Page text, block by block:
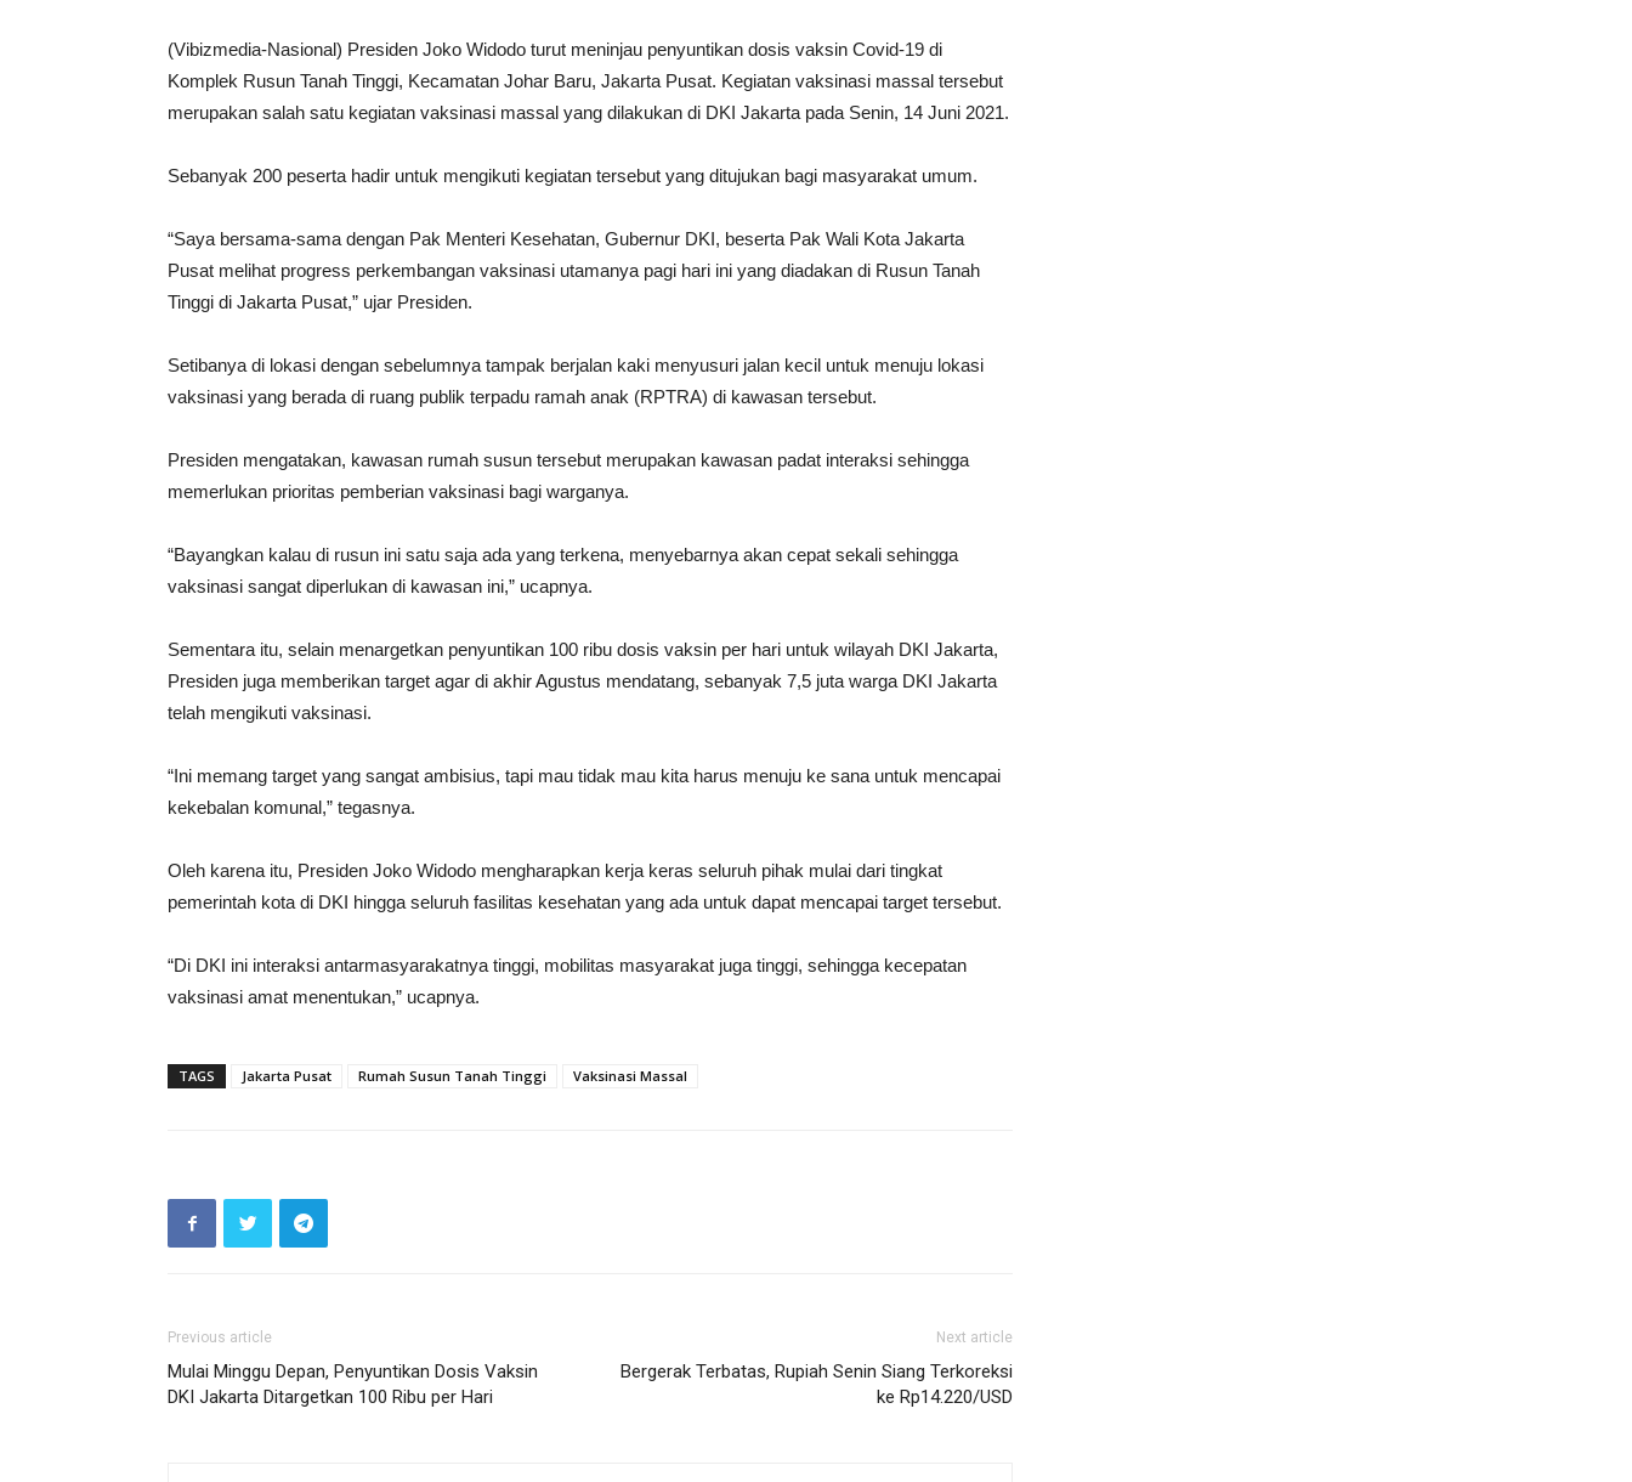
(Vibizmedia-Nasional) Presiden Joko Widodo turut meninjau penyuntikan dosis vaksin Covid-19 di
Komplek Rusun Tanah Tinggi, Kecamatan Johar Baru, Jakarta Pusat. Kegiatan vaksinasi massal tersebut
merupakan salah satu kegiatan vaksinasi massal yang dilakukan di DKI Jakarta pada Senin, 14 Juni 2021.
Sebanyak 200 peserta hadir untuk mengikuti kegiatan tersebut yang ditujukan bagi masyarakat umum.
“Saya bersama-sama dengan Pak Menteri Kesehatan, Gubernur DKI, beserta Pak Wali Kota Jakarta
Pusat melihat progress perkembangan vaksinasi utamanya pagi hari ini yang diadakan di Rusun Tanah
Tinggi di Jakarta Pusat,” ujar Presiden.
Setibanya di lokasi dengan sebelumnya tampak berjalan kaki menyusuri jalan kecil untuk menuju lokasi
vaksinasi yang berada di ruang publik terpadu ramah anak (RPTRA) di kawasan tersebut.
Presiden mengatakan, kawasan rumah susun tersebut merupakan kawasan padat interaksi sehingga
memerlukan prioritas pemberian vaksinasi bagi warganya.
“Bayangkan kalau di rusun ini satu saja ada yang terkena, menyebarnya akan cepat sekali sehingga
vaksinasi sangat diperlukan di kawasan ini,” ucapnya.
Sementara itu, selain menargetkan penyuntikan 100 ribu dosis vaksin per hari untuk wilayah DKI Jakarta,
Presiden juga memberikan target agar di akhir Agustus mendatang, sebanyak 7,5 juta warga DKI Jakarta
telah mengikuti vaksinasi.
“Ini memang target yang sangat ambisius, tapi mau tidak mau kita harus menuju ke sana untuk mencapai
kekebalan komunal,” tegasnya.
Oleh karena itu, Presiden Joko Widodo mengharapkan kerja keras seluruh pihak mulai dari tingkat
pemerintah kota di DKI hingga seluruh fasilitas kesehatan yang ada untuk dapat mencapai target tersebut.
“Di DKI ini interaksi antarmasyarakatnya tinggi, mobilitas masyarakat juga tinggi, sehingga kecepatan
vaksinasi amat menentukan,” ucapnya.
TAGS Jakarta Pusat Rumah Susun Tanah Tinggi Vaksinasi Massal
Previous article
Mulai Minggu Depan, Penyuntikan Dosis Vaksin
DKI Jakarta Ditargetkan 100 Ribu per Hari
Next article
Bergerak Terbatas, Rupiah Senin Siang Terkoreksi
ke Rp14.220/USD